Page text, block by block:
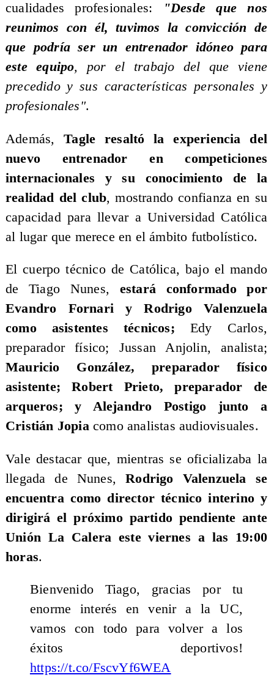
cualidades profesionales:
"Desde que nos
reunimos con él, tuvimos la convicción de
que podría ser un entrenador idóneo para
este equipo, por el trabajo del que viene
precedido y sus características personales y
profesionales".
Además,Tagle resaltó la experiencia del
nuevo entrenador en competiciones
internacionales y su conocimiento de la
realidad del club, mostrando confianza en su
capacidad para llevar a Universidad Católica
al lugar que merece en el ámbito futbolístico.
El cuerpo técnico de Católica, bajo el mando
de Tiago Nunes, estará conformado por
Evandro Fornari y Rodrigo Valenzuela
como asistentes técnicos; Edy Carlos,
preparador físico; Jussan Anjolin, analista;
Mauricio González, preparador físico
asistente; Robert Prieto, preparador de
arqueros; y Alejandro Postigo junto a
Cristián Jopia como analistas audiovisuales.
Vale destacar que, mientras se oficializaba la
llegada de Nunes,Rodrigo Valenzuela se
encuentra como director técnico interino y
dirigirá el próximo partido pendiente ante
Unión La Calera este viernes a las 19:00
horas.
Bienvenido Tiago, gracias por tu
enorme interés en venir a la UC,
vamos con todo para volver a los
éxitos deportivos!
https://t.co/FscvYf6WEA